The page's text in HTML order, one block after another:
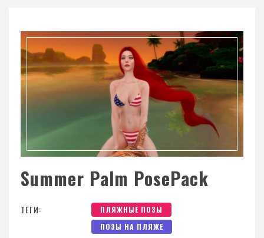
Summer Palm PosePack
ТЕГИ:
ПЛЯЖНЫЕ ПОЗЫ
ПОЗЫ НА ПЛЯЖЕ